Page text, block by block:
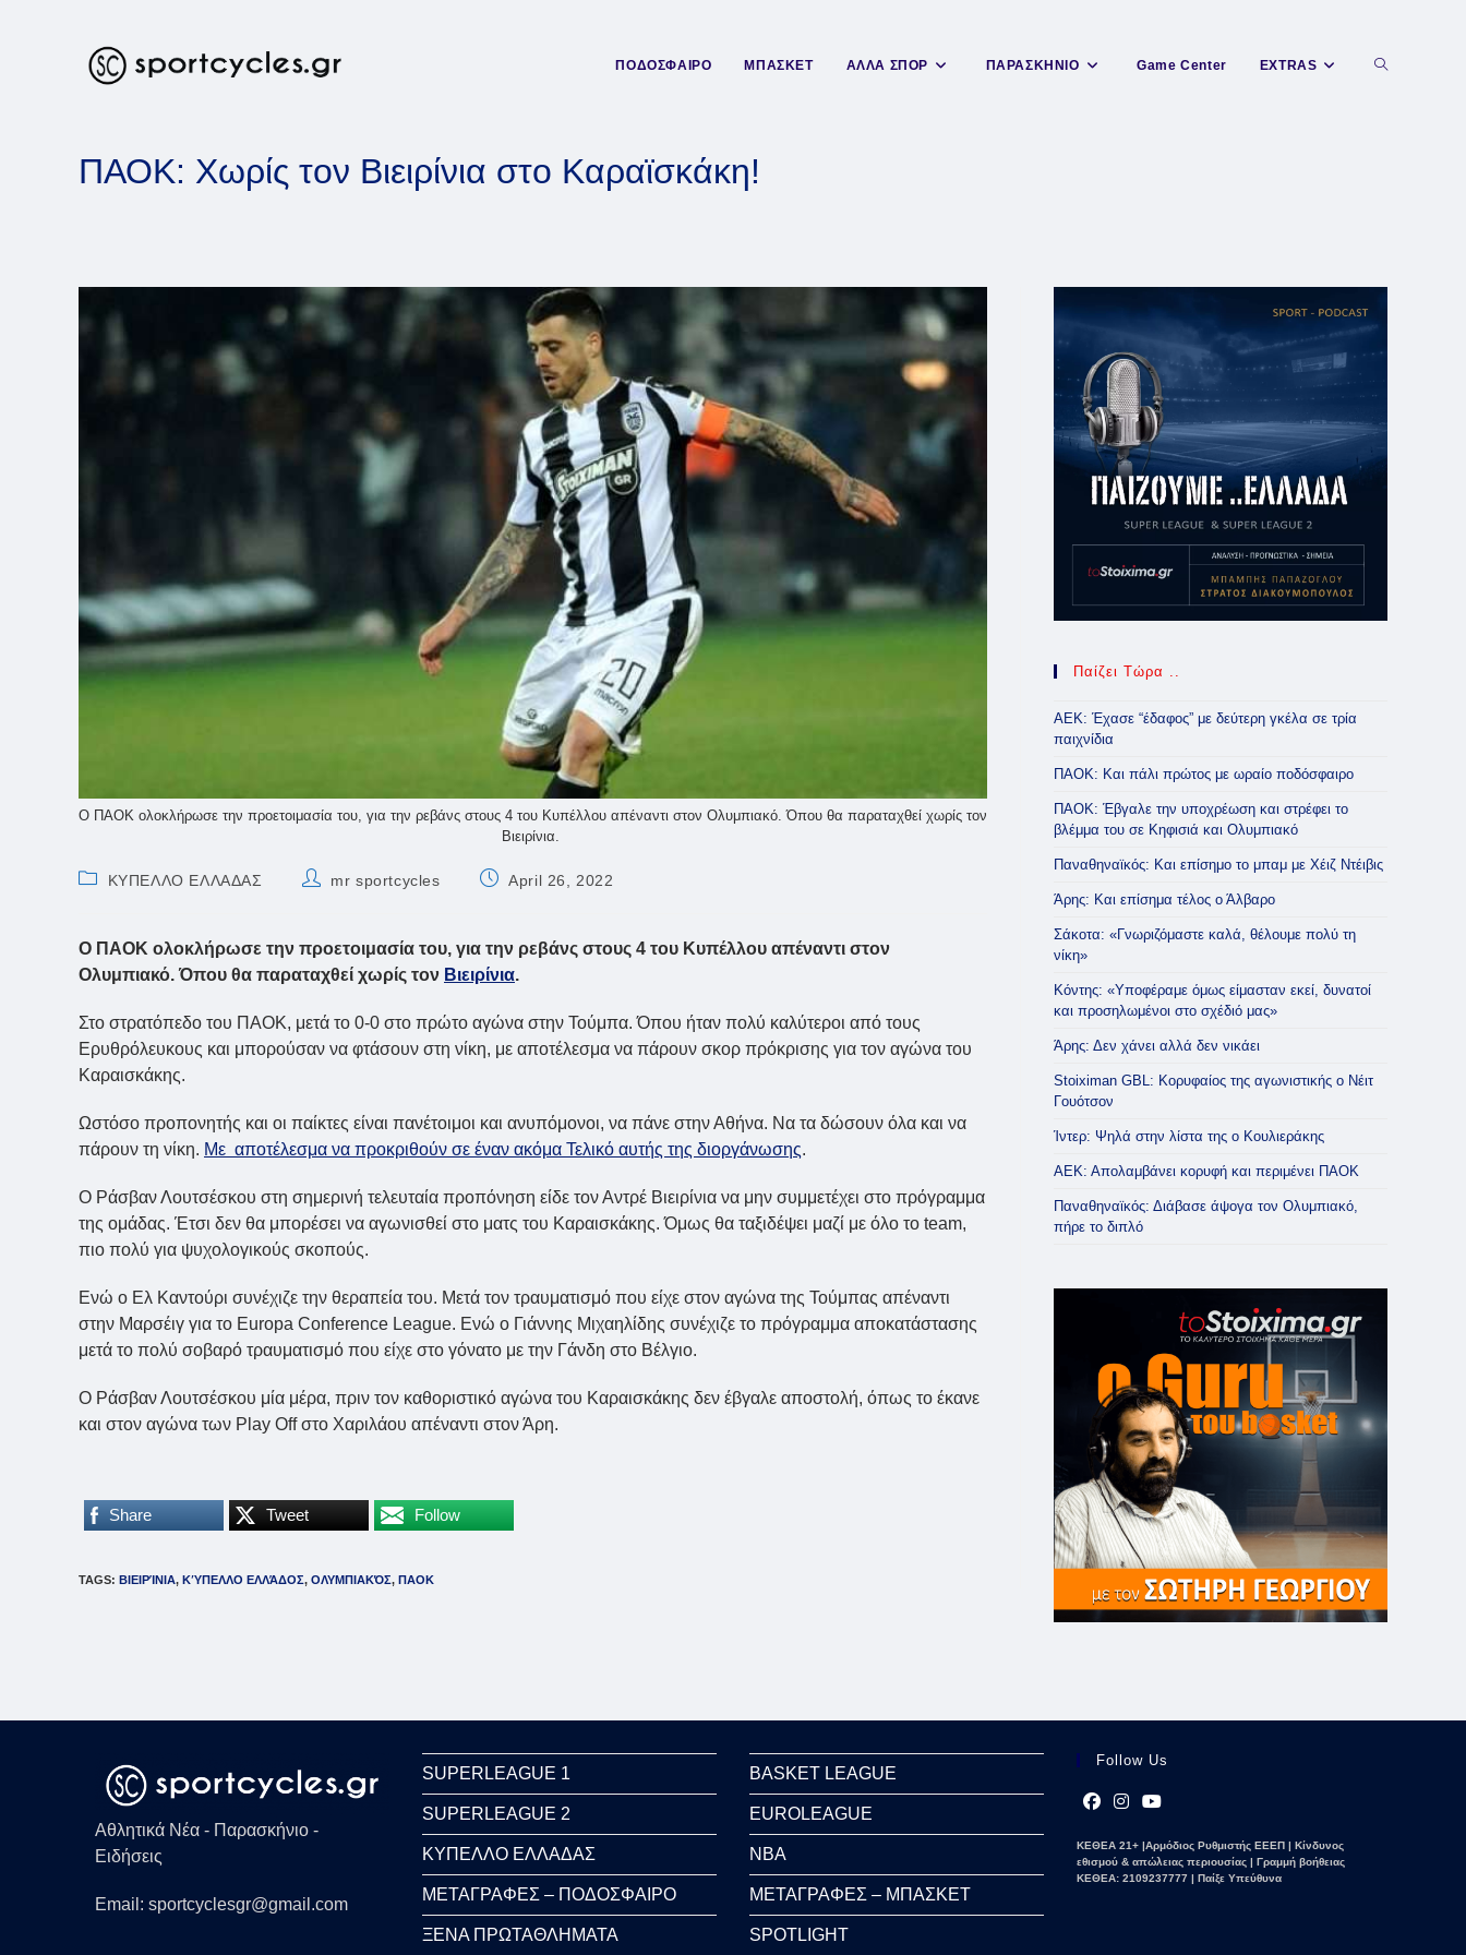
ΠΟΔΟΣΦΑΙΡΟ ΜΠΑΣΚΕΤ ΑΛΛΑ ΣΠΟΡ ΠΑΡΑΣΚΗΝΙΟ Game Center EXTRAS Toggle
ΠΑΟΚ: Χωρίς τον Βιειρίνια στο Καραϊσκάκη!
Ο ΠΑΟΚ ολοκλήρωσε την προετοιμασία του, για την ρεβάνς στους 4 του Κυπέλλου απέναντι στον Ολυμπιακό. Όπου θα παραταχθεί χωρίς τον
Βιειρίνια.
PostΚΥΠΕΛΛΟ ΕΛΛΑΔΑΣ
Postmr sportcycles
PostApril 26, 2022
Ο ΠΑΟΚ ολοκλήρωσε την προετοιμασία του, για την ρεβάνς στους 4 του Κυπέλλου απέναντι στον
Ολυμπιακό. Όπου θα παραταχθεί χωρίς τον Βιειρίνια.
Στο στρατόπεδο του ΠΑΟΚ, μετά το 0-0 στο πρώτο αγώνα στην Τούμπα. Όπου ήταν πολύ καλύτεροι από τους
Ερυθρόλευκους και μπορούσαν να φτάσουν στη νίκη, με αποτέλεσμα να πάρουν σκορ πρόκρισης για τον αγώνα του
Καραισκάκης.
Ωστόσο προπονητής και οι παίκτες είναι πανέτοιμοι και ανυπόμονοι, να πάνε στην Αθήνα. Να τα δώσουν όλα και να
πάρουν τη νίκη. Με αποτέλεσμα να προκριθούν σε έναν ακόμα Τελικό αυτής της διοργάνωσης.
Ο Ράσβαν Λουτσέσκου στη σημερινή τελευταία προπόνηση είδε τον Αντρέ Βιειρίνια να μην συμμετέχει στο πρόγραμμα
της ομάδας. Έτσι δεν θα μπορέσει να αγωνισθεί στο ματς του Καραισκάκης. Όμως θα ταξιδέψει μαζί με όλο το team,
πιο πολύ για ψυχολογικούς σκοπούς.
Ενώ ο Ελ Καντούρι συνέχιζε την θεραπεία του. Mετά τον τραυματισμό που είχε στον αγώνα της Τούμπας απέναντι
στην Μαρσέιγ για το Europa Conference League. Ενώ ο Γιάννης Μιχαηλίδης συνέχιζε το πρόγραμμα αποκατάστασης
μετά το πολύ σοβαρό τραυματισμό που είχε στο γόνατο με την Γάνδη στο Βέλγιο.
Ο Ράσβαν Λουτσέσκου μία μέρα, πριν τον καθοριστικό αγώνα του Καραισκάκης δεν έβγαλε αποστολή, όπως το έκανε
και στον αγώνα των Play Off στο Χαριλάου απέναντι στον Άρη.
Share Tweet Follow
TAGS: ΒΙΕΙΡΊΝΙΑ, ΚΎΠΕΛΛΟ ΕΛΛΆΔΟΣ, ΟΛΥΜΠΙΑΚΌΣ, ΠΑΟΚ
Παίζει Τώρα ..
ΑΕΚ: Έχασε “έδαφος” με δεύτερη γκέλα σε τρία
παιχνίδια
ΠΑΟΚ: Και πάλι πρώτος με ωραίο ποδόσφαιρο
ΠΑΟΚ: Έβγαλε την υποχρέωση και στρέφει το
βλέμμα του σε Κηφισιά και Ολυμπιακό
Παναθηναϊκός: Και επίσημο το μπαμ με Χέιζ Ντέιβις
Άρης: Και επίσημα τέλος ο Άλβαρο
Σάκοτα: «Γνωριζόμαστε καλά, θέλουμε πολύ τη
νίκη»
Κόντης: «Υποφέραμε όμως είμασταν εκεί, δυνατοί
και προσηλωμένοι στο σχέδιό μας»
Άρης: Δεν χάνει αλλά δεν νικάει
Stoiximan GBL: Κορυφαίος της αγωνιστικής ο Νέιτ
Γουότσον
Ίντερ: Ψηλά στην λίστα της ο Κουλιεράκης
ΑΕΚ: Απολαμβάνει κορυφή και περιμένει ΠΑΟΚ
Παναθηναϊκός: Διάβασε άψογα τον Ολυμπιακό,
πήρε το διπλό
Αθλητικά Νέα - Παρασκήνιο -
Ειδήσεις
Email: sportcyclesgr@gmail.com
SUPERLEAGUE 1
SUPERLEAGUE 2
ΚΥΠΕΛΛΟ ΕΛΛΑΔΑΣ
ΜΕΤΑΓΡΑΦΕΣ – ΠΟΔΟΣΦΑΙΡΟ
ΞΕΝΑ ΠΡΩΤΑΘΛΗΜΑΤΑ
BASKET LEAGUE
EUROLEAGUE
NBA
ΜΕΤΑΓΡΑΦΕΣ – ΜΠΑΣΚΕΤ
SPOTLIGHT
Follow Us
in
a
in
a
in
a
ΚΕΘΕΑ 21+ |Αρμόδιος Ρυθμιστής ΕΕΕΠ | Κίνδυνος
εθισμού & απώλειας περιουσίας | Γραμμή βοήθειας
ΚΕΘΕΑ: 2109237777 | Παίξε Υπεύθυνα